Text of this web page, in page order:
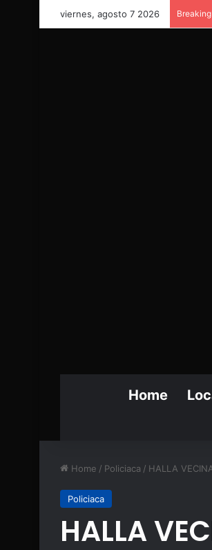
viernes, agosto 7 2026
Home
Home / Policiaca / HALLA
Policiaca
HALLA